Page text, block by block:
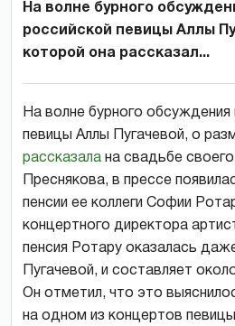
На волне бурного
российской певицы Аллы
которой она рассказал...
На волне бурного обсуждения
певицы Аллы Пугачевой, о
рассказала на свадьбе
Преснякова, в прессе
пенсии ее коллеги Софии
концертного директора
пенсия Ротару оказалась
Пугачевой, и составляет
Он отметил, что это
на одном из концертов